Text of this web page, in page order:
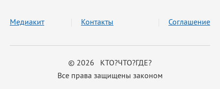
© 2026 КТО?ЧТО?ГДЕ?
Все права защищены законом
Медиакит Контакты Соглашение